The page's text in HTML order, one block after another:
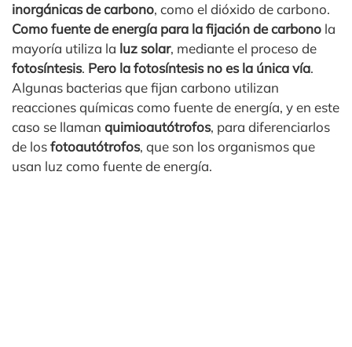
inorgánicas de carbono, como el dióxido de carbono.
Como fuente de energía para la fijación de carbono la
mayoría utiliza la luz solar, mediante el proceso de
fotosíntesis. Pero la fotosíntesis no es la única vía.
Algunas bacterias que fijan carbono utilizan
reacciones químicas como fuente de energía, y en este
caso se llaman quimioautótrofos, para diferenciarlos
de losfotoautótrofos, que son los organismos que
usan luz como fuente de energía.